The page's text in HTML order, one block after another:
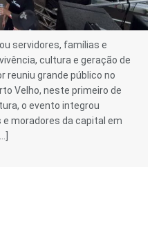
servidores, famílias e
cultura e geração de
reuniu grande público no
Velho, neste primeiro de
o evento integrou
moradores da capital em